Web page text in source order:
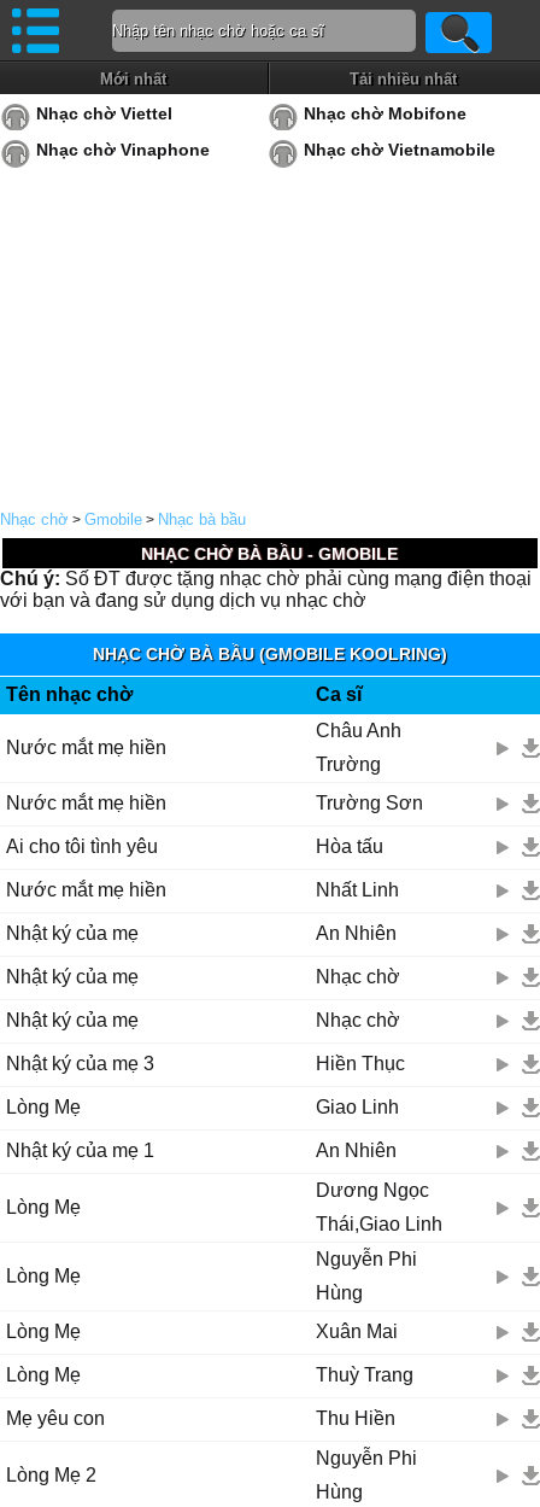
Mới nhất Tải nhiều nhất
Nhạc chờ Viettel
Nhạc chờ Mobifone
Nhạc chờ Vinaphone
Nhạc chờ Vietnamobile
Nhạc chờ > Gmobile > Nhạc bà bầu
NHẠC CHỜ BÀ BẦU - GMOBILE
Chú ý: Số ĐT được tặng nhạc chờ phải cùng mạng điện thoại
với bạn và đang sử dụng dịch vụ nhạc chờ
NHẠC CHỜ BÀ BẦU (GMOBILE KOOLRING)
Tên nhạc chờ Ca sĩ
Nước mắt mẹ hiền
Châu Anh
Trường
Nước mắt mẹ hiền
Trường Sơn
Ai cho tôi tình yêu Hòa tấu
Nước mắt mẹ hiền Nhất Linh
Nhật ký của mẹ An Nhiên
Nhật ký của mẹ Nhạc chờ
Nhật ký của mẹ Nhạc chờ
Nhật ký của mẹ 3 Hiền Thục
Lòng Mẹ Giao Linh
Nhật ký của mẹ 1 An Nhiên
Lòng Mẹ
Dương Ngọc
Thái,Giao Linh
Lòng Mẹ
Nguyễn Phi
Hùng
Lòng Mẹ
Xuân Mai
Lòng Mẹ Thuỳ Trang
Mẹ yêu con Thu Hiền
Lòng Mẹ 2
Nguyễn Phi
Hùng